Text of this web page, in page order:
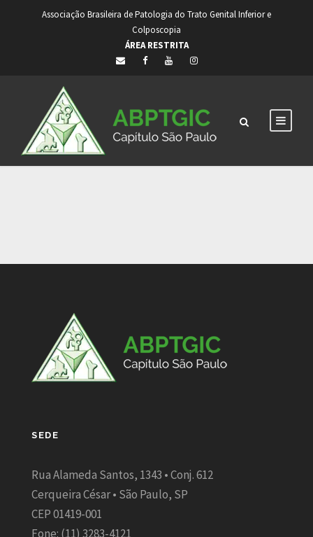
Associação Brasileira de Patologia do Trato Genital Inferior e
Colposcopia
ÁREA RESTRITA
SEDE
Rua Alameda Santos, 1343 • Conj. 612
Cerqueira César • São Paulo, SP
CEP 01419-001
Fone: (11) 3283-4121